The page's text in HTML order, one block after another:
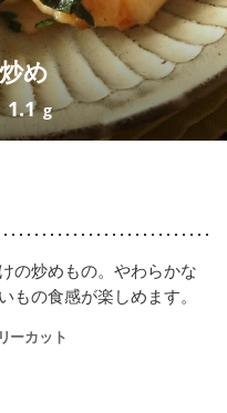
め
1.1 g
の炒めもの。やわらかな
もの食感が楽しめます。
ーカット